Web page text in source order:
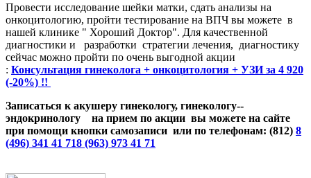
Провести исследование шейки матки, сдать анализы на
онкоцитологию, пройти тестирование на ВПЧ вы можете в
нашей клинике " Хороший Доктор". Для качественной
диагностики и разработки стратегии лечения, диагностику
сейчас можно пройти по очень выгодной акции
: Консультация гинеколога + онкоцитология + УЗИ за 4 920
(-20%) !!
Записаться к акушеру гинекологу, гинекологу--
эндокринологу
на прием по акции вы можете на сайте
при помощи кнопки самозаписи или по телефонам: (812) 8
(496) 341 41 718 (963) 973 41 71